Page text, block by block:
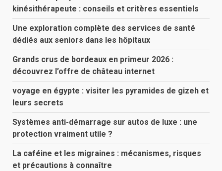
kinésithérapeute : conseils et critères essentiels
Une exploration complète des services de santé
dédiés aux seniors dans les hôpitaux
Grands crus de bordeaux en primeur 2026 :
découvrez l’offre de château internet
voyage en égypte : visiter les pyramides de gizeh et
leurs secrets
Systèmes anti-démarrage sur autos de luxe : une
protection vraiment utile ?
La caféine et les migraines : mécanismes, risques
et précautions à connaître